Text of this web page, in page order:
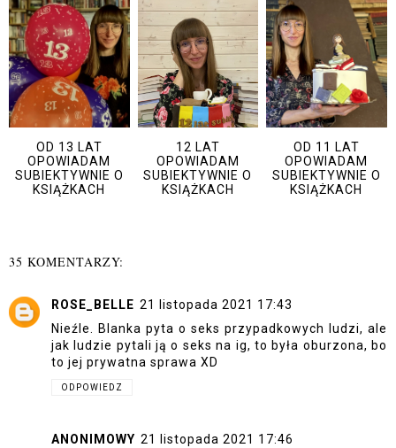
OD 13 LAT
OPOWIADAM
SUBIEKTYWNIE O
KSIĄŻKACH
12 LAT
OPOWIADAM
SUBIEKTYWNIE O
KSIĄŻKACH
OD 11 LAT
OPOWIADAM
SUBIEKTYWNIE O
KSIĄŻKACH
35 KOMENTARZY:
ROSE_BELLE 21 listopada 2021 17:43
Nieźle. Blanka pyta o seks przypadkowych ludzi, ale
jak ludzie pytali ją o seks na ig, to była oburzona, bo
to jej prywatna sprawa XD
ODPOWIEDZ
ANONIMOWY 21 listopada 2021 17:46